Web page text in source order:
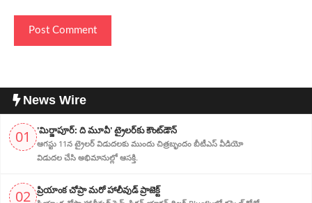
News Wire
01 'మిర్జాపూర్: ది మూవీ' ట్రైలర్‌కు కౌంట్‌డౌన్
ఆగస్టు 11న ట్రైలర్ విడుదలకు ముందు చిత్రబృందం బీటీఎస్ వీడియో
విడుదల చేసి అభిమానుల్లో ఆసక్తి.
02 ప్రియాంక చోప్రా మరో హాలీవుడ్ ప్రాజెక్ట్